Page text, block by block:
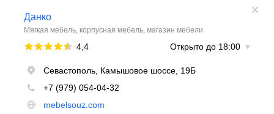
белый/Камень шелковый/Камень угольный/Камень
железный/Камень ржавый
Цвет столешницы: Луна/Дуб классический/Мрамор
Кромка – ПВХ, толщина 0,4 мм и 2 мм